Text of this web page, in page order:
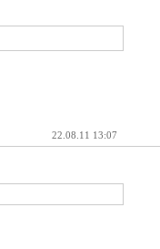
22.08.11 13:07